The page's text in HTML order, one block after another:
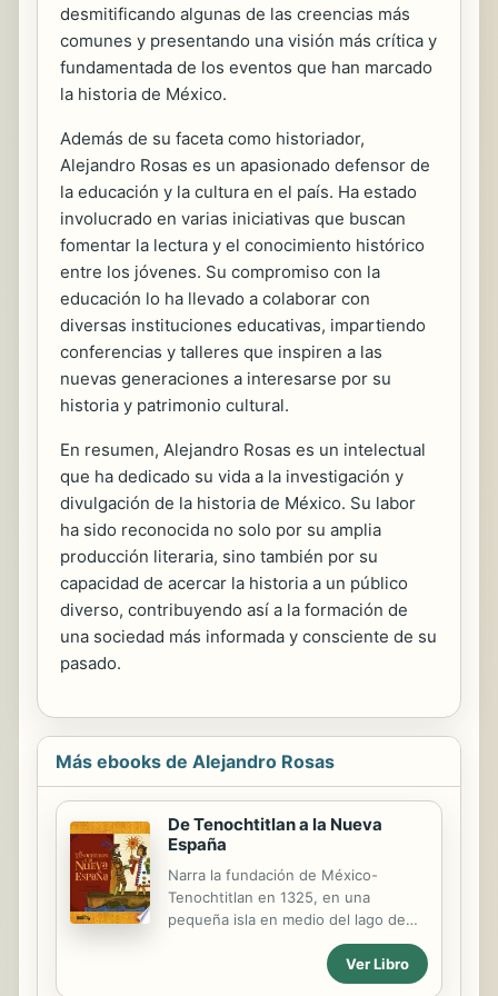
desmitificando algunas de las creencias más
comunes y presentando una visión más crítica y
fundamentada de los eventos que han marcado
la historia de México.
Además de su faceta como historiador,
Alejandro Rosas es un apasionado defensor de
la educación y la cultura en el país. Ha estado
involucrado en varias iniciativas que buscan
fomentar la lectura y el conocimiento histórico
entre los jóvenes. Su compromiso con la
educación lo ha llevado a colaborar con
diversas instituciones educativas, impartiendo
conferencias y talleres que inspiren a las
nuevas generaciones a interesarse por su
historia y patrimonio cultural.
En resumen, Alejandro Rosas es un intelectual
que ha dedicado su vida a la investigación y
divulgación de la historia de México. Su labor
ha sido reconocida no solo por su amplia
producción literaria, sino también por su
capacidad de acercar la historia a un público
diverso, contribuyendo así a la formación de
una sociedad más informada y consciente de su
pasado.
Más ebooks de Alejandro Rosas
De Tenochtitlan a la Nueva
España
Narra la fundación de México-
Tenochtitlan en 1325, en una
pequeña isla en medio del lago de
Texcoco que llegó a ser la sede del
imperio azteca, uno de los más
poderosos de Mesoamérica; que con
Ver Libro